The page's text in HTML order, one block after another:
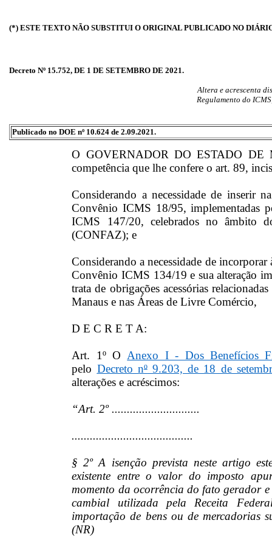
(*) ESTE TEXTO NÃO SUBSTITUI O ORIGINAL PUBLICADO NO
Decreto Nº 15.752, DE 1 DE SETEMBRO DE 2021.
Altera e acrescenta
Regulamento do
Publicado no DOE nº 10.624 de 2.09.2021.
O GOVERNADOR DO ESTADO DE
competência que lhe confere o art. 89,
Considerando a necessidade de inserir
Convênio ICMS 18/95, implementadas
ICMS 147/20, celebrados no âmbito
(CONFAZ); e
Considerando a necessidade de
Convênio ICMS 134/19 e sua alteração
trata de obrigações acessórias
Manaus e nas Áreas de Livre Comércio,
D E C R E T A:
Art. 1º OAnexo I - Dos Benefícios
pelo Decreto nº9.203, de 18 de
alterações e acréscimos:
“Art. 2º .............................
........................................
§ 2º A isenção prevista neste artigo
existente entre o valor do imposto
momento da ocorrência do fato gerador
cambial utilizada pela Receita
importação de bens ou de mercadorias
(NR)